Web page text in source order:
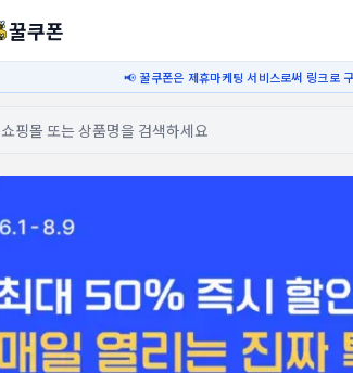
꿀쿠폰
📢 꿀쿠폰은 제휴마케팅 서비스로써 링크로
쇼핑몰 또는 상품명을 검색하세요